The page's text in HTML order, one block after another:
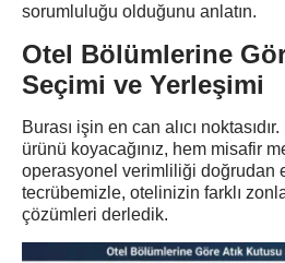
sorumluluğu olduğunu anlatın.
Otel Bölümlerine
Seçimi ve Yerleşimi
Burası işin en can alıcı
ürünü koyacağınız, hem misafir
operasyonel verimliliği doğrudan
tecrübemizle, otelinizin farklı
çözümleri derledik.